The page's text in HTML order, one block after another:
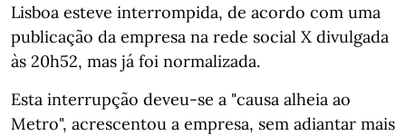
Lisboa esteve interrompida, de acordo com uma
publicação da empresa na rede social X divulgada
às 20h52, mas já foi normalizada.
Esta interrupção deveu-se a "causa alheia ao
Metro", acrescentou a empresa, sem adiantar mais